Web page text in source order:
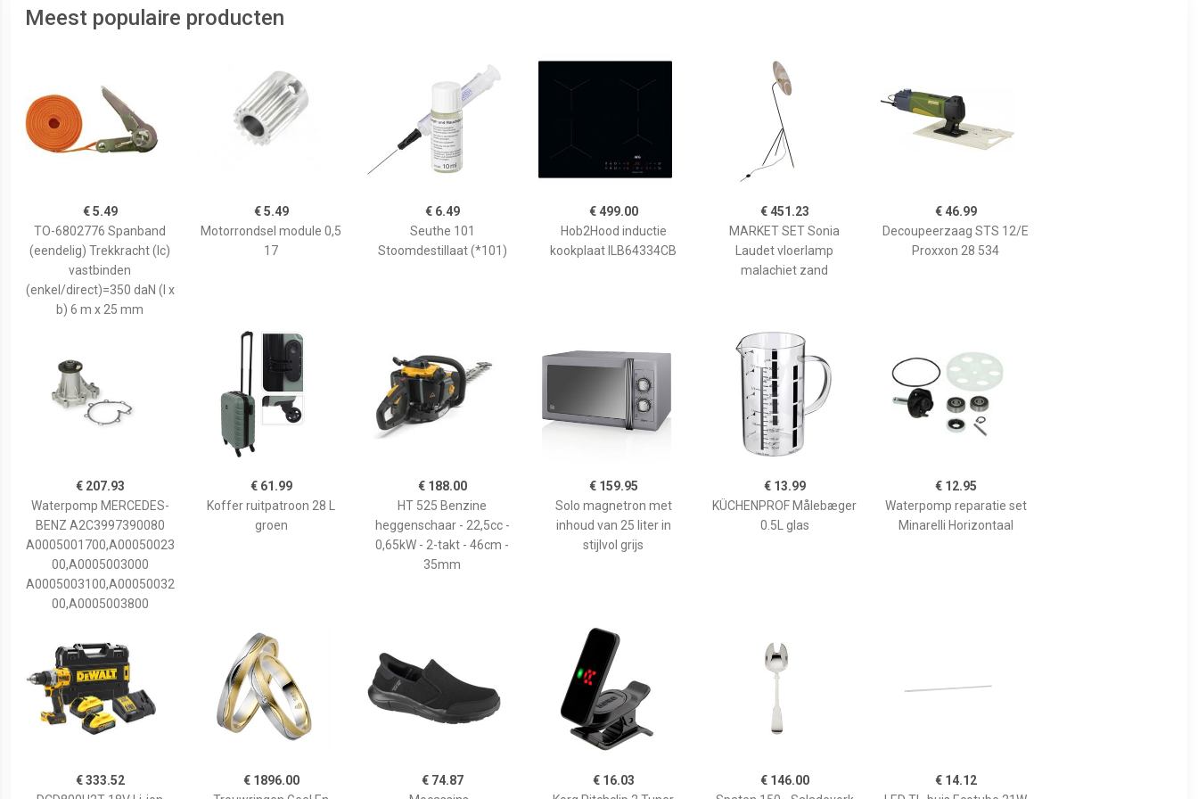
Meest populaire producten
€ 5.49
TO-6802776 Spanband
(eendelig) Trekkracht (lc)
vastbinden
(enkel/direct)=350 daN (l x
b) 6 m x 25 mm
€ 5.49
Motorrondsel module 0,5
17
€ 6.49
Seuthe 101
Stoomdestillaat (*101)
€ 499.00
Hob2Hood inductie
kookplaat ILB64334CB
€ 451.23
MARKET SET Sonia
Laudet vloerlamp
malachiet zand
€ 46.99
Decoupeerzaag STS 12/E
Proxxon 28 534
€ 207.93
Waterpomp MERCEDES-
BENZ A2C3997390080
A0005001700,A00050023
00,A0005003000
A0005003100,A00050032
00,A0005003800
€ 61.99
Koffer ruitpatroon 28 L
groen
€ 188.00
HT 525 Benzine
heggenschaar - 22,5cc -
0,65kW - 2-takt - 46cm -
35mm
€ 159.95
Solo magnetron met
inhoud van 25 liter in
stijlvol grijs
€ 13.99
KÜCHENPROF Målebæger
0.5L glas
€ 12.95
Waterpomp reparatie set
Minarelli Horizontaal
€ 333.52
€ 1896.00
€ 74.87
€ 16.03
€ 146.00
€ 14.12